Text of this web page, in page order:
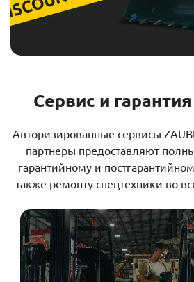
Сервис и
Авторизированные сервисы
партнеры предоставляют
гарантийному и
также ремонту спецтехники во